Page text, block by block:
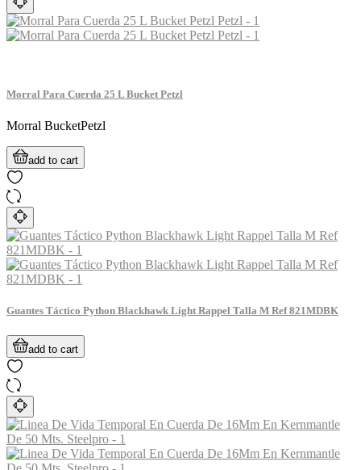
Morral Para Cuerda 25 L Bucket Petzl
Morral BucketPetzl
add to cart
Guantes Táctico Python Blackhawk Light Rappel Talla M Ref 821MDBK
add to cart